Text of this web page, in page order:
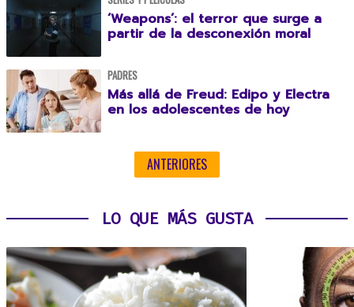
‘Weapons’: el terror que surge a
partir de la desconexión moral
PADRES
Más allá de Freud: Edipo y Electra
en los adolescentes de hoy
ANTERIORES
LO QUE MÁS GUSTA